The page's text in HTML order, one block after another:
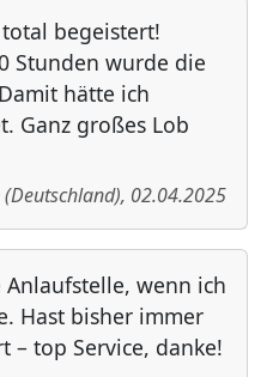
begeistert!
Stunden wurde die
hätte ich
Ganz großes Lob
(Deutschland), 02.04.2025
Anlaufstelle, wenn ich
Hast bisher immer
top Service, danke!